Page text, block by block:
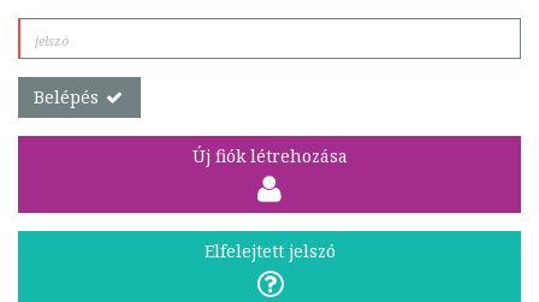
Belépés
Új fiók létrehozása
Elfelejtett jelszó